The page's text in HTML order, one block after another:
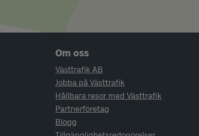
Sidfotsnavigering
Om oss
Västtrafik AB
Jobba på Västtrafik
Hållbara resor med Västtrafik
Partnerföretag
Blogg